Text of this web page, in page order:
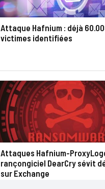
Attaque Hafnium : déjà
victimes identifiées
Attaques Hafnium-
rançongiciel DearCry sévit
sur Exchange